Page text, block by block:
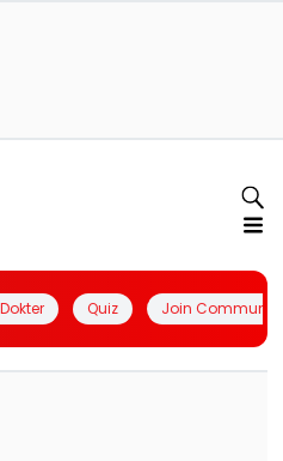
Quiz Join Community